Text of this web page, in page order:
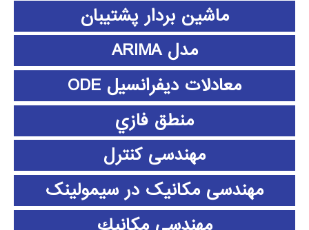
ماشین بردار پشتیبان
مدل ARIMA
معادلات دیفرانسیل ODE
منطق فازي
مهندسی کنترل
مهندسی مکانیک در سیمولینک